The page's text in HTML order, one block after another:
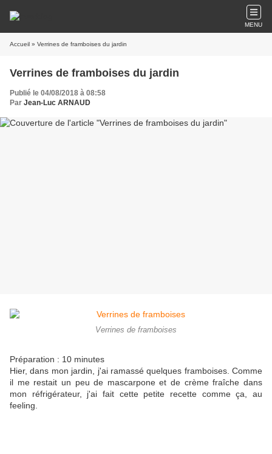
MENU
Accueil » Verrines de framboises du jardin
Verrines de framboises du jardin
Publié le 04/08/2018 à 08:58
Par Jean-Luc ARNAUD
Verrines de framboises
Préparation : 10 minutes
Hier, dans mon jardin, j'ai ramassé quelques framboises. Comme
il me restait un peu de mascarpone et de crème fraîche dans
mon réfrigérateur, j'ai fait cette petite recette comme ça, au
feeling.